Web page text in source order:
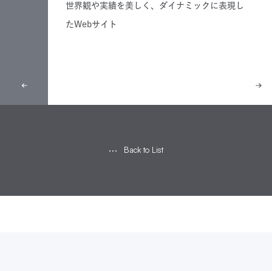
世界観や実績を美しく、ダイナミックに表現し
たWebサイト